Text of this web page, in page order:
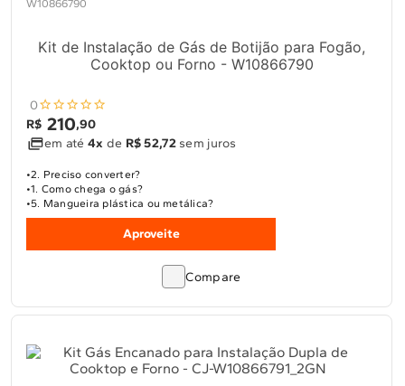
W10866790
Kit de Instalação de Gás de Botijão para Fogão,
Cooktop ou Forno - W10866790
0
R$ 210,90
em até 4x de R$ 52,72sem juros
2. Preciso converter?
1. Como chega o gás?
5. Mangueira plástica ou metálica?
Aproveite
Compare